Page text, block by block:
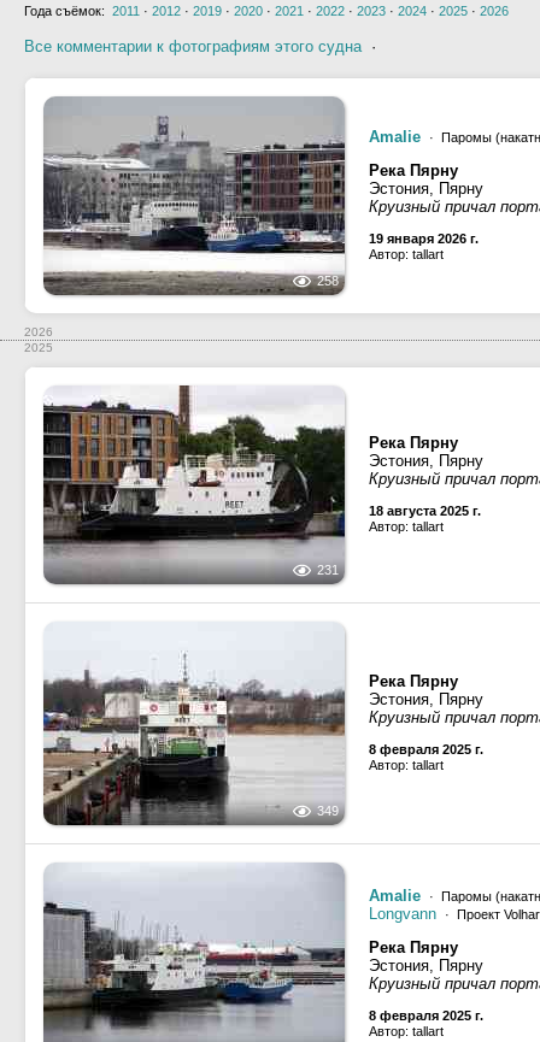
Года съёмок: 2011 · 2012 · 2019 · 2020 · 2021 · 2022 · 2023 · 2024 · 2025 · 2026
Все комментарии к фотографиям этого судна·
258
Amalie · Паромы
Река Пярну
Эстония, Пярну
Круизный причал
19 января 2026 г.
Автор: tallart
2026
2025
231
Река Пярну
Эстония, Пярну
Круизный причал
18 августа 2025 г.
Автор: tallart
349
Река Пярну
Эстония, Пярну
Круизный причал
8 февраля 2025 г.
Автор: tallart
Amalie · Паромы
Longvann · Проект
Река Пярну
Эстония, Пярну
Круизный причал
8 февраля 2025 г.
Автор: tallart